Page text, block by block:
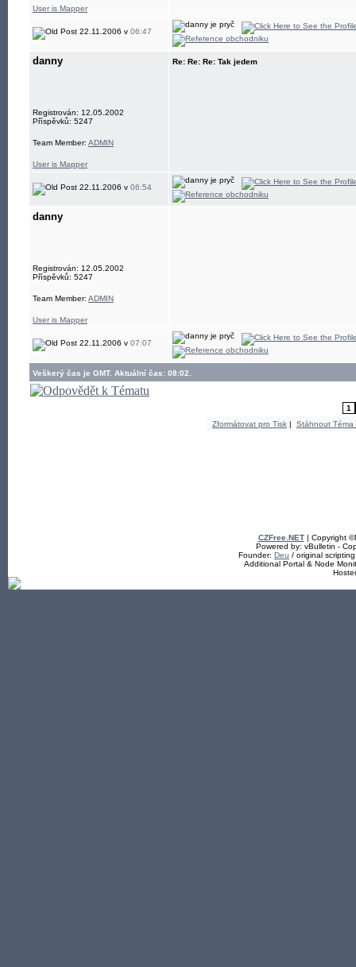
User is Mapper
22.11.2006 v 06:47
danny
Registrován: 12.05.2002
Příspěvků: 5247
Team Member: ADMIN
User is Mapper
Re: Re: Re: Tak jedem
22.11.2006 v 06:54
danny
Registrován: 12.05.2002
Příspěvků: 5247
Team Member: ADMIN
User is Mapper
22.11.2006 v 07:07
Veškerý čas je GMT. Aktuální čas: 08:02.
1
Zformátovat pro Tisk | Stáhnout Téma
CZFree.NET| Copyright
Powered by: vBulletin -
Founder: Deu / original
Additional Portal & Node